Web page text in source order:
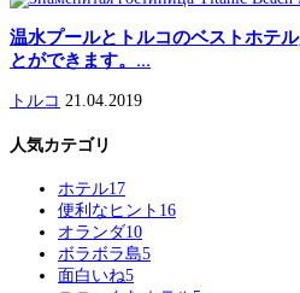
温水プールとトルコのベストホテ
とができます。...
トルコ 21.04.2019
人気カテゴリ
ホテル17
便利なヒント 16
オランダ10
ボラボラ島5
面白いね5